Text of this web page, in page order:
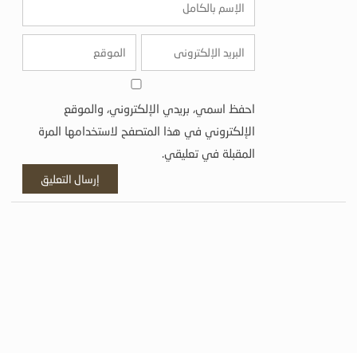
احفظ اسمي، بريدي الإلكتروني، والموقع
الإلكتروني في هذا المتصفح لاستخدامها المرة
المقبلة في تعليقي.